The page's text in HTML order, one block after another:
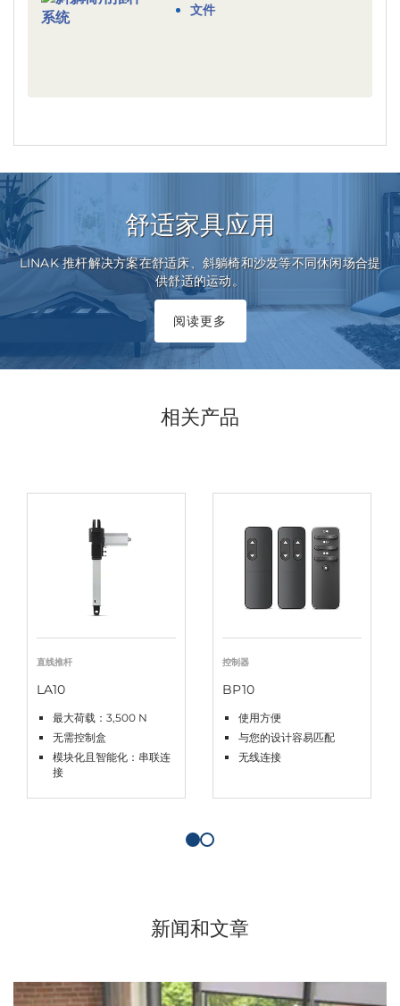
文件
舒适家具应用
LINAK 推杆解决方案在舒适床、斜躺椅和沙发等不同休闲场合提
供舒适的运动。
阅读更多
相关产品
直线推杆
LA10
最大荷载：3,500 N
无需控制盒
模块化且智能化：串联连
接
控制器
BP10
使用方便
与您的设计容易匹配
无线连接
新闻和文章